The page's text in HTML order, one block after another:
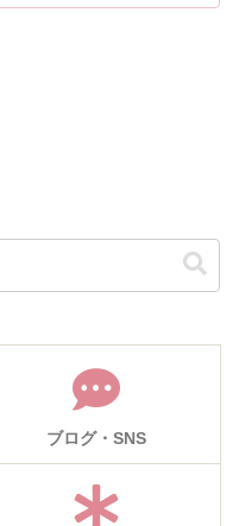
ブログ・SNS